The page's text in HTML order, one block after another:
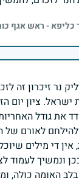
כליפא - ראש אגף
נר זיכרון זה
ציון יום
את גודל
די מילים
ונמשיך לעמוד
בלב האומה כולה,